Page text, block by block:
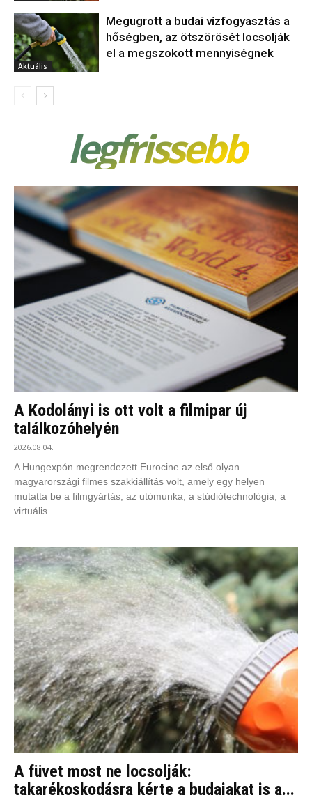
Aktuális
Megugrott a budai vízfogyasztás a
hőségben, az ötszörösét locsolják
el a megszokott mennyiségnek
legfrissebb
A Kodolányi is ott volt a filmipar új
találkozóhelyén
2026.08.04.
A Hungexpón megrendezett Eurocine az első olyan
magyarországi filmes szakkiállítás volt, amely egy helyen
mutatta be a filmgyártás, az utómunka, a stúdiótechnológia, a
virtuális...
A füvet most ne locsolják:
takarékoskodásra kérte a budaiakat is a...